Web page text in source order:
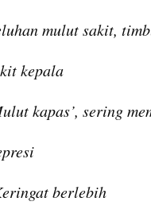
mulut sakit,
kepala
kapas’, sering
berlebih